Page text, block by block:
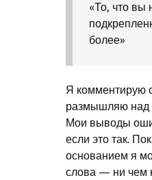
«То, что
более»
Я комментирую
размышляю над
Мои выводы
если это так.
основанием я
слова — ни чем